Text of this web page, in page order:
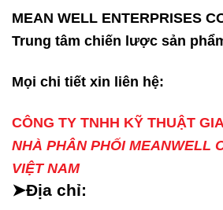
MEAN WELL ENTERPRISES
Trung tâm chiến lược sản
Mọi chi tiết xin liên hệ:
CÔNG TY TNHH KỸ THUẬT
NHÀ PHÂN PHỐI MEANWELL
VIỆT NAM
➤Địa chỉ: